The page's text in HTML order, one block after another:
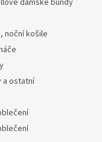
dámské bundy
noční košile
a ostatní